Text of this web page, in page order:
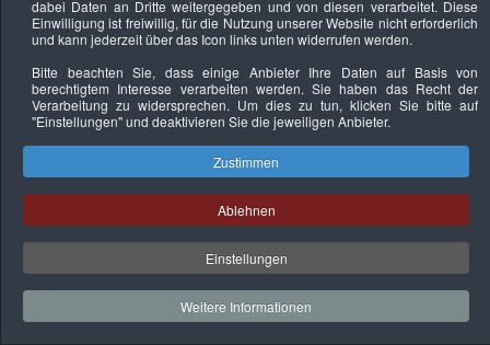
Datenschutzerklärung Urheberrechtsnachweise Nachhaltigkeit
Copyright © 2026. Bundesverband Deutscher
Sachverständiger und Fachgutachter e.V..
dabei Daten an Dritte weitergegeben und von diesen verarbeitet. Diese
Einwilligung ist freiwillig, für die Nutzung unserer Website nicht erforderlich
und kann jederzeit über das Icon links unten widerrufen werden.
Bitte beachten Sie, dass einige Anbieter Ihre Daten auf Basis von
berechtigtem Interesse verarbeiten werden. Sie haben das Recht der
Verarbeitung zu widersprechen. Um dies zu tun, klicken Sie bitte auf
"Einstellungen"und deaktivieren Sie die jeweiligen Anbieter.
Zustimmen
Ablehnen
Einstellungen
Weitere Informationen